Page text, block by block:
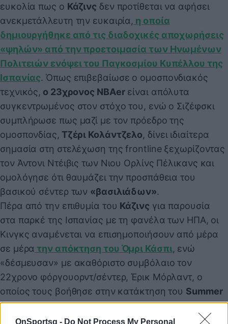
OnSportsg - Do Not Process My Personal
ευκολία πως ο Κάζινς δεν προτίθεται να αφήσει
ανεκμετάλλευτη την ευκαιρία, η οποία
δημιουργήθηκε από τις διαδοχικές αποχωρήσεις
«ψηλών» από την προετοιμασία των Ηνωμένων
Πολιτειών ενόψει του Παγκοσμίου Κυπέλλου της
Ισπανίας. Όπως επιβεβαίωσε ο ομοσπονδιακός
τεχνικός, ο 23χρονος NBAerείναι απόλυτα
συγκεντρωμένος στον στόχο του, ενώ ο Σιζέφσκι
συμπλήρωσε πως μαζί με τον πρόεδρο της
ομοσπονδίας, Τζέρι Κολάντζελο, δίνει ιδιαίτερα
σημασία στη στελέχωση της frontline ξεχωρίζοντας
τον Άντονι Ντέιβις των Νιου Ορλίνς Πέλικανς και
ομολόγησε ότι θαυμάζει την προσπάθεια του
βασικού σέντερ των «βασιλιάδων».
Πέρα από την επιθυμία του Κάζινς για παρουσία
στα παρκέ της Ισπανίας με τη φανέλα των ΗΠΑ, οι
Κινγκς αναμένεται να επισημοποιήσουν από μέρα
σε μέρα την απόκτηση του Όμρι Κάσπι, ενώ
«δέσμευσαν» με ακαθόριστο συμβόλαιο τον
22χρονο φόργουορντ/σέντερ, Έρικ Μόρλαντ, ο
οποίος τους βοήθησε στην κατάκτηση του Summer
Leagueτου Λας Βέγκας. Τέλος, οι εκπρόσωποι της
Καλιφόρνια «έκλεισαν» τον unrestricted free agent,